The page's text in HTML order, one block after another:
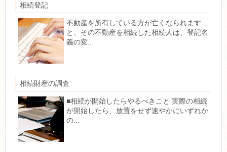
相続登記
不動産を所有している方が亡くなられます
と、その不動産を相続した相続人は、登記名
義の変...
相続財産の調査
■相続が開始したらやるべきこと 実際の相続
が開始したら、放置をせず速やかにいずれか
の...